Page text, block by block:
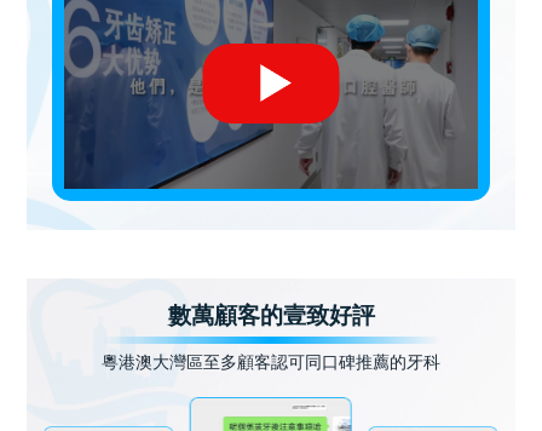
數萬顧客的壹致好評
粵港澳大灣區至多顧客認可同口碑推薦的牙科